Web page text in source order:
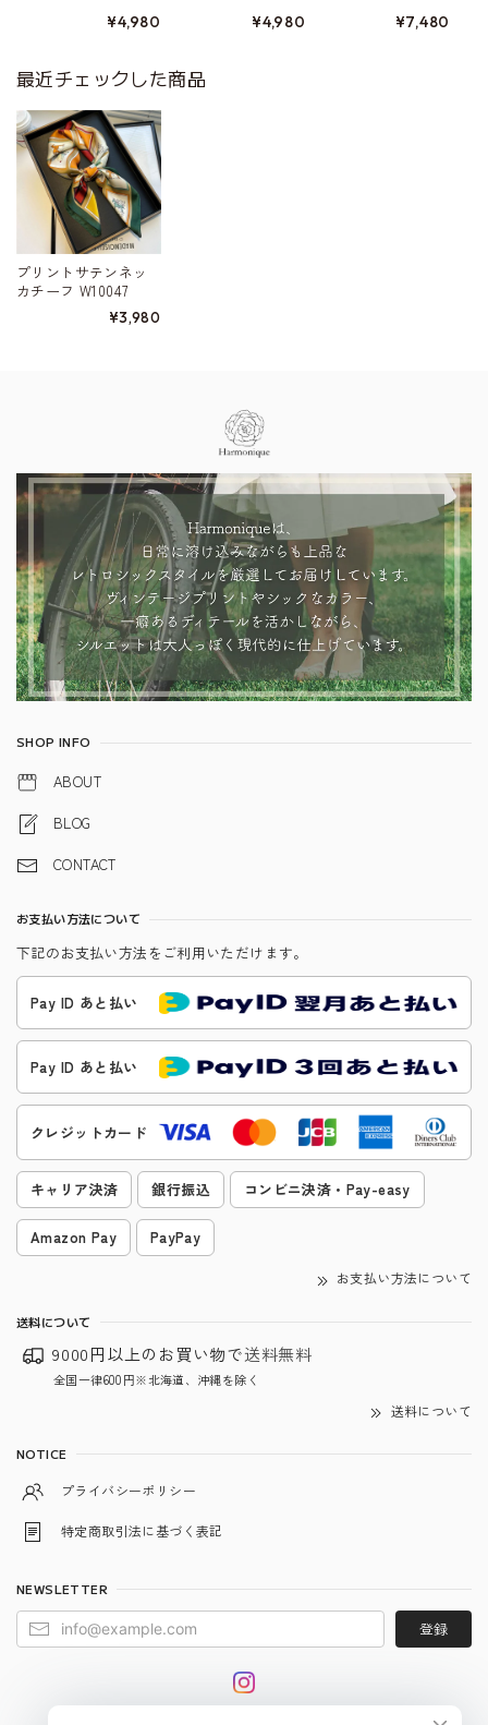
¥4,980 ¥4,980 ¥7,480
最近チェックした商品
プリントサテンネッ
カチーフ W10047
¥3,980
SHOP INFO
ABOUT
BLOG
CONTACT
お支払い方法について
下記のお支払い方法をご利用いただけます。
Pay ID あと払い
Pay ID あと払い
クレジットカード
キャリア決済 銀行振込 コンビニ決済・Pay-easy
Amazon Pay PayPay
お支払い方法について
送料について
9000円以上のお買い物で送料無料
全国一律600円※北海道、沖縄を除く
送料について
NOTICE
プライバシーポリシー
特定商取引法に基づく表記
NEWSLETTER
登録